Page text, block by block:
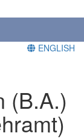
ENGLISH
(B.A.)